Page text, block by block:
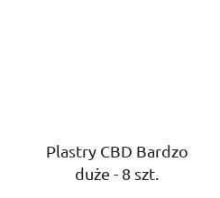
Plastry CBD Bardzo
duże - 8 szt.